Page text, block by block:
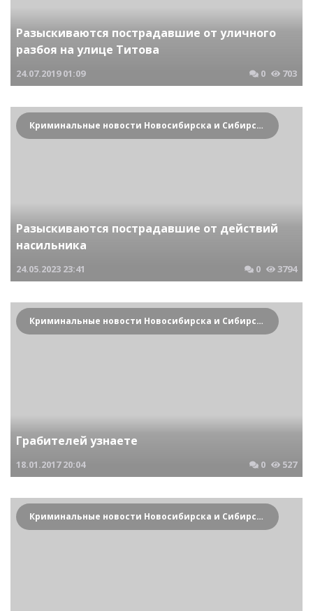
Разыскиваются пострадавшие от уличного
разбоя на улице Титова
24.07.2019 01:09 0 703
Криминальные новости Новосибирска и Сибирского региона
Разыскиваются пострадавшие от действий
насильника
24.05.2023 23:41 0 3794
Криминальные новости Новосибирска и Сибирского региона
Грабителей узнаете
18.01.2017 20:04 0 527
Криминальные новости Новосибирска и Сибирского региона